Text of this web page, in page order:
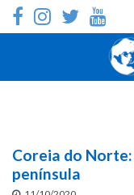
Search
Coreia do
península